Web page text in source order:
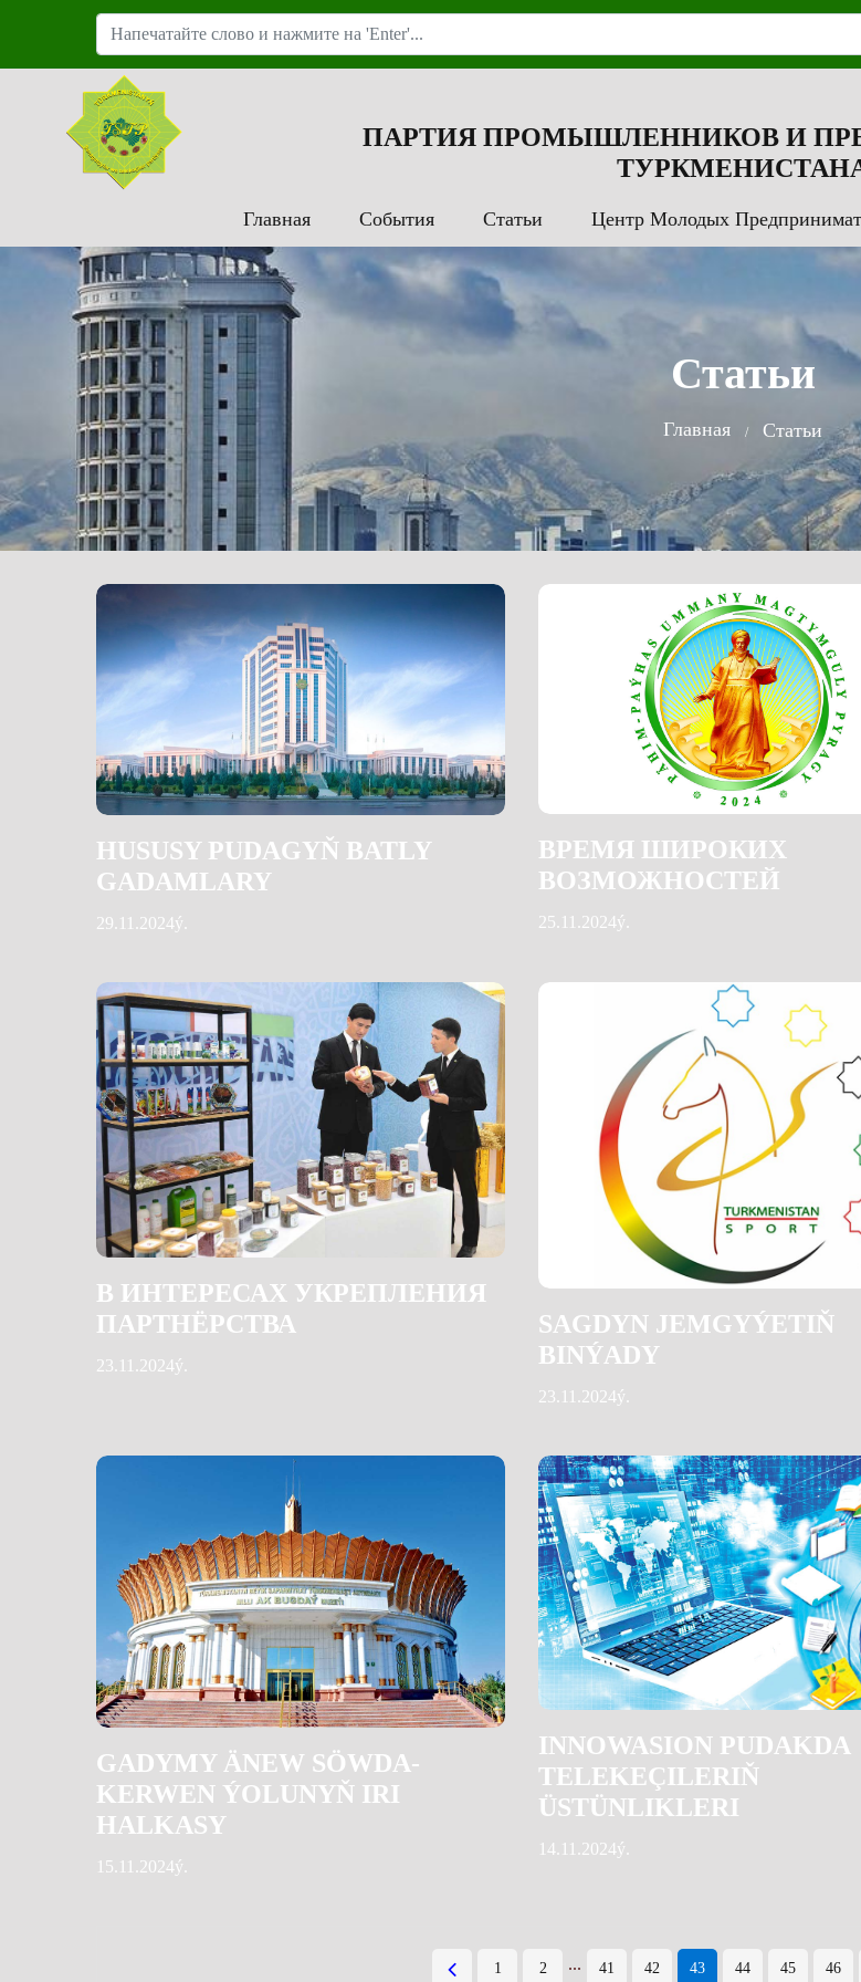
ПАРТИЯ ПРОМЫШЛЕННИКОВ И
Главная События Статьи Центр Молодых
Статьи
Главная Статьи
HUSUSY PUDAGYŇ BATLY
GADAMLARY
29.11.2024ý.
ВРЕМЯ ШИРОКИХ
ВОЗМОЖНОСТЕЙ
25.11.2024ý.
В ИНТЕРЕСАХ УКРЕПЛЕНИЯ
ПАРТНЁРСТВА
23.11.2024ý.
SAGDYN JEMGYÝETIŇ
BINÝADY
23.11.2024ý.
GADYMY ÄNEW SÖWDA-
KERWEN ÝOLUNYŇ IRI
HALKASY
15.11.2024ý.
INNOWASION PUDAKDA
TELEKEÇILERIŇ
ÜSTÜNLIKLERI
14.11.2024ý.
1 2 ... 41 42 43 44 45 46